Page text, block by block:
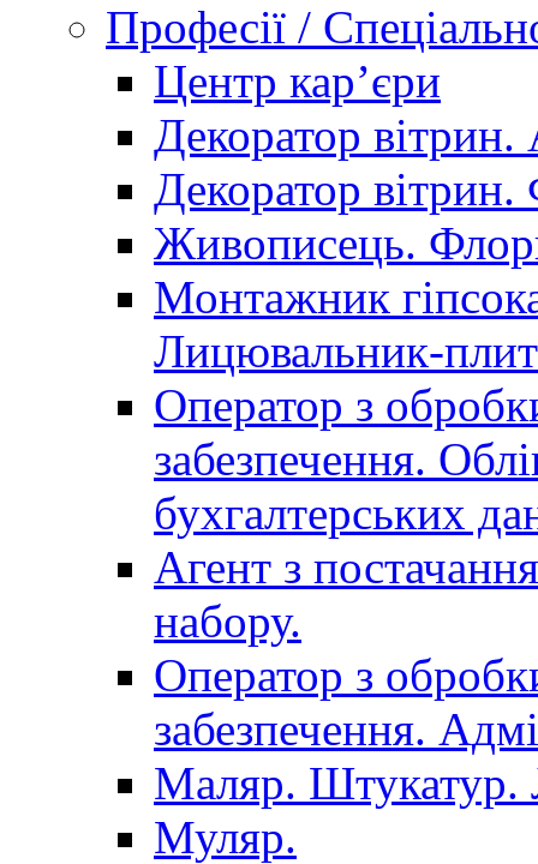
Професії /
Центр кар’єри
Декоратор вітрин.
Декоратор вітрин.
Живописець.
Монтажник
Лицювальник-
Оператор з
забезпечення.
бухгалтерських
Агент з
набору.
Оператор з
забезпечення.
Маляр. Штукатур.
Муляр.